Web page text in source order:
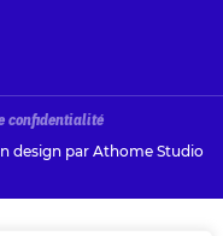
confidentialité
design par Athome Studio